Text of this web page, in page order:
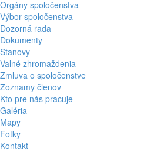
Orgány spoločenstva
Výbor spoločenstva
Dozorná rada
Dokumenty
Stanovy
Valné zhromaždenia
Zmluva o spoločenstve
Zoznamy členov
Kto pre nás pracuje
Galéria
Mapy
Fotky
Kontakt